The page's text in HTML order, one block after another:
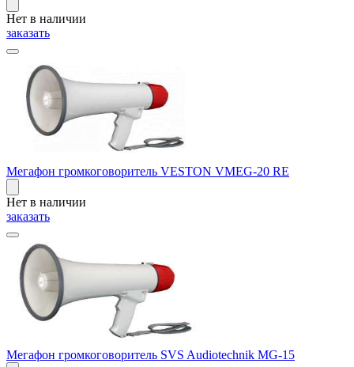
Нет в наличии
заказать
Мегафон громкоговоритель VESTON VMEG-20 RE
Нет в наличии
заказать
Мегафон громкоговоритель SVS Audiotechnik MG-15